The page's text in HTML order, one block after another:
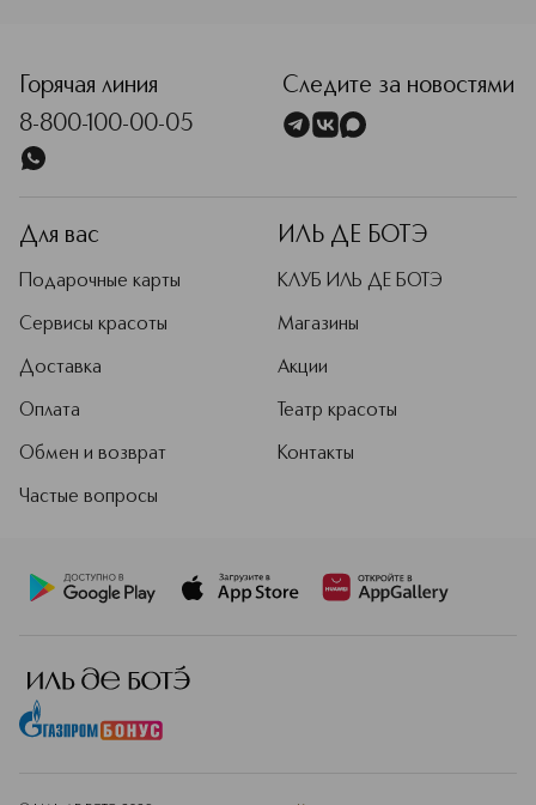
Горячая линия
8-800-100-00-05
Следите за новостями
Для вас
Подарочные карты
Сервисы красоты
Доставка
Оплата
Обмен и возврат
Частые вопросы
ИЛЬ ДЕ БОТЭ
КЛУБ ИЛЬ ДЕ БОТЭ
Магазины
Акции
Театр красоты
Контакты